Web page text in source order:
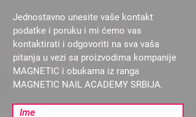
Jednostavno unesite vaše kontakt
podatke i poruku i mi ćemo vas
kontaktirati i odgovoriti na sva vaša
pitanja u vezi sa proizvodima kompanije
MAGNETIC i obukama iz ranga
MAGNETIC NAIL ACADEMY SRBIJA.